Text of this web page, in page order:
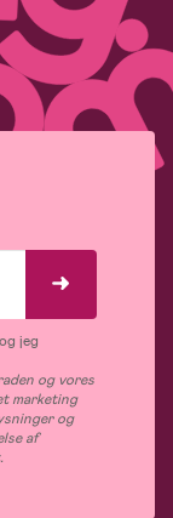
jeg
og vores
marketing
og
af